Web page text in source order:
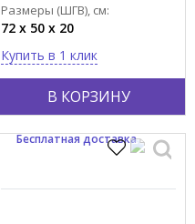
В КОРЗИНУ
Размеры (ШГВ), см:
72 x 50 x 20
Купить в 1 клик
Бесплатная доставка